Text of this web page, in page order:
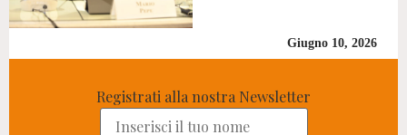
Giugno 10, 2026
Registrati alla nostra Newsletter